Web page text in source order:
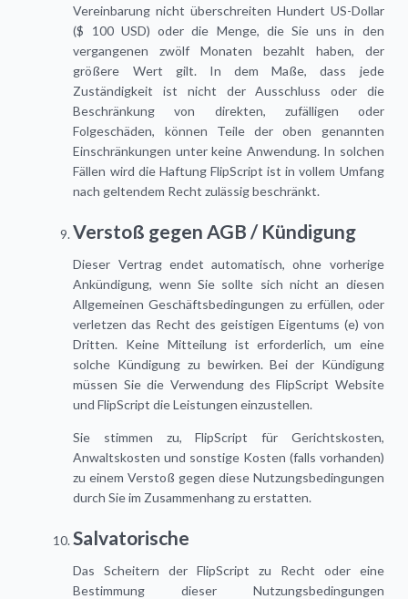
Vereinbarung nicht überschreiten Hundert US-Dollar
($ 100 USD) oder die Menge, die Sie uns in den
vergangenen zwölf Monaten bezahlt haben, der
größere Wert gilt. In dem Maße, dass jede
Zuständigkeit ist nicht der Ausschluss oder die
Beschränkung von direkten, zufälligen oder
Folgeschäden, können Teile der oben genannten
Einschränkungen unter keine Anwendung. In solchen
Fällen wird die Haftung FlipScript ist in vollem Umfang
nach geltendem Recht zulässig beschränkt.
Verstoß gegen AGB / Kündigung
Dieser Vertrag endet automatisch, ohne vorherige
Ankündigung, wenn Sie sollte sich nicht an diesen
Allgemeinen Geschäftsbedingungen zu erfüllen, oder
verletzen das Recht des geistigen Eigentums (e) von
Dritten. Keine Mitteilung ist erforderlich, um eine
solche Kündigung zu bewirken. Bei der Kündigung
müssen Sie die Verwendung des FlipScript Website
und FlipScript die Leistungen einzustellen.
Sie stimmen zu, FlipScript für Gerichtskosten,
Anwaltskosten und sonstige Kosten (falls vorhanden)
zu einem Verstoß gegen diese Nutzungsbedingungen
durch Sie im Zusammenhang zu erstatten.
Salvatorische
Das Scheitern der FlipScript zu Recht oder eine
Bestimmung dieser Nutzungsbedingungen